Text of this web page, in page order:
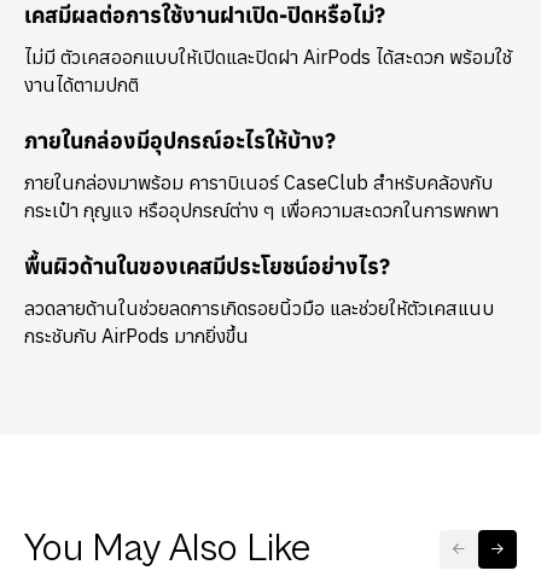
เคสมีผลต่อการใช้งานฝาเปิด-ปิดหรือไม่?
ไม่มี ตัวเคสออกแบบให้เปิดและปิดฝา AirPods ได้สะดวก พร้อมใช้
งานได้ตามปกติ
ภายในกล่องมีอุปกรณ์อะไรให้บ้าง?
ภายในกล่องมาพร้อม คาราบิเนอร์ CaseClub สำหรับคล้องกับ
กระเป๋า กุญแจ หรืออุปกรณ์ต่าง ๆ เพื่อความสะดวกในการพกพา
พื้นผิวด้านในของเคสมีประโยชน์อย่างไร?
ลวดลายด้านในช่วยลดการเกิดรอยนิ้วมือ และช่วยให้ตัวเคสแนบ
กระชับกับ AirPods มากยิ่งขึ้น
You May Also Like